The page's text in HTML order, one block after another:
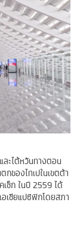
ละไต้หวันทางตอน
ของไทเปในเขตต้า
เช็ก ในปี 2559 ได้
เชียแปซิฟิกโดยสภา